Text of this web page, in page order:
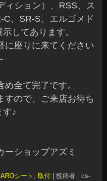
ィション）、RSS、ス
、SR-S、エルゴメド
してあります。
に座りに来てください
全て完了です。
すので、ご来店お待ち
す♪
ショップアズミ
シート , 取付
投稿者 : cs-